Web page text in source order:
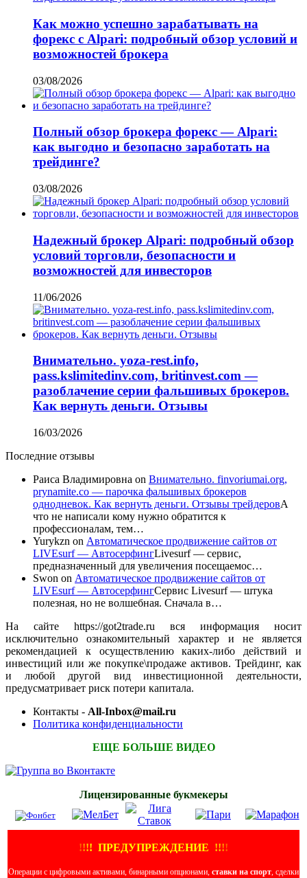
Как можно успешно зарабатывать на
форекс с Alpari: подробный обзор условий и
возможностей брокера
03/08/2026
Полный обзор брокера форекс — Alpari:
как выгодно и безопасно заработать на
трейдинге?
03/08/2026
Надежный брокер Alpari: подробный обзор
условий торговли, безопасности и
возможностей для инвесторов
11/06/2026
Внимательно. yoza-rest.info,
pass.kslimitedinv.com, britinvest.com —
разоблачение серии фальшивых брокеров.
Как вернуть деньги. Отзывы
16/03/2026
Последние отзывы
Раиса Владимировна on Внимательно. finvoriumai.org,
prynamite.co — парочка фальшивых брокеров
однодневок. Как вернуть деньги. Отзывы трейдеровА
что не написали кому нужно обратится к
профессионалам, тем…
Yurykzn on Автоматическое продвижение сайтов от
LIVEsurf — АвтосерфингLivesurf — сервис,
предназначенный для увеличения посещаемос…
Swon on Автоматическое продвижение сайтов от
LIVEsurf — АвтосерфингСервис Livesurf — штука
полезная, но не волшебная. Сначала в…
На сайте https://got2trade.ru вся информация носит
исключительно ознакомительный характер и не является
рекомендацией к осуществлению каких-либо действий и
инвестиций или же покупке\продаже активов. Трейдинг, как
и любой другой вид инвестиционной деятельности,
предусматривает риск потери капитала.
Контакты - All-Inbox@mail.ru
Политика конфиденциальности
ЕЩЕ БОЛЬШЕ ВИДЕО
Лицензированные букмекеры
!!!! ПРЕДУПРЕЖДЕНИЕ !!!!
Операции с цифровыми активами, бинарными опционами, ставки на спорт, сделки